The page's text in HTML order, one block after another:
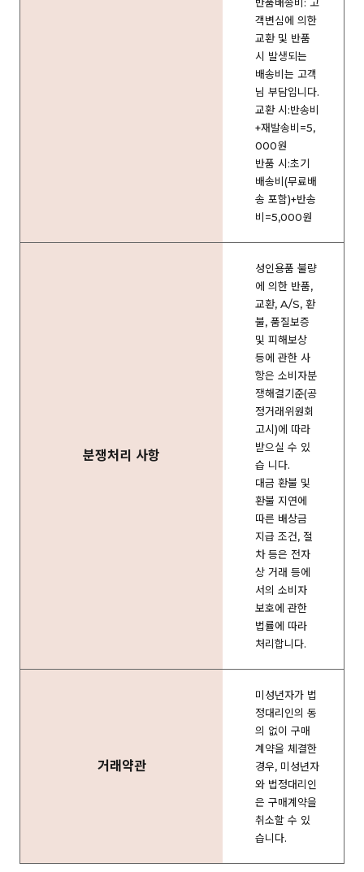
객변심에 의한
교환 및 반품
시 발생되는
배송비는 고객
님 부담입니다.
교환 시:반송비
+재발송비=5,
000원
반품 시:초기
배송비(무료배
송 포함)+반송
비=5,000원
분쟁처리 사항
성인용품 불량
에 의한 반품,
교환, A/S, 환
불, 품질보증
및 피해보상
등에 관한 사
항은 소비자분
쟁해결기준(공
정거래위원회
고시)에 따라
받으실 수 있
습 니다.
대금 환불 및
환불 지연에
따른 배상금
지급 조건, 절
차 등은 전자
상 거래 등에
서의 소비자
보호에 관한
법률에 따라
처리합니다.
거래약관
미성년자가 법
정대리인의 동
의 없이 구매
계약을 체결한
경우, 미성년자
와 법정대리인
은 구매계약을
취소할 수 있
습니다.